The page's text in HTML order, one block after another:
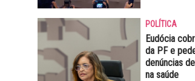
POLÍTICA
Eudócia
da PF e
denúncias
na saúde